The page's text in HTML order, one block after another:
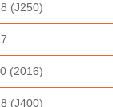
(J250)
(2016)
(J400)